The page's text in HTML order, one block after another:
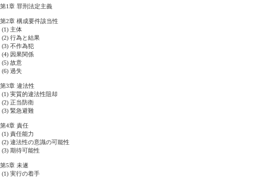
第1章 罪刑法定主義
第2章 構成要件該当性
(1) 主体
(2) 行為と結果
(3) 不作為犯
(4) 因果関係
(5) 故意
(6) 過失
第3章 違法性
(1) 実質的違法性阻却
(2) 正当防衛
(3) 緊急避難
第4章 責任
(1) 責任能力
(2) 違法性の意識の可能性
(3) 期待可能性
第5章 未遂
(1) 実行の着手